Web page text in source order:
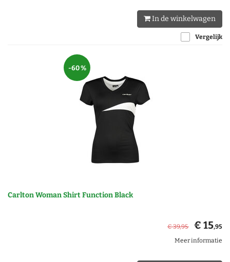
In de winkelwagen
Vergelijk
-60 %
Carlton Woman Shirt Function Black
€ 39,95 € 15,95
Meer informatie